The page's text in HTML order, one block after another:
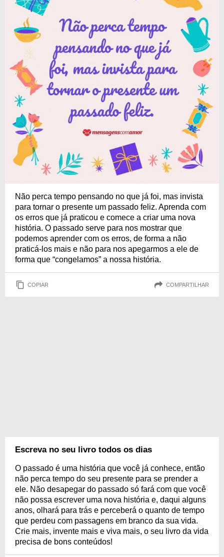
Não perca tempo pensando no que já foi, mas invista
para tornar o presente um passado feliz. Aprenda com
os erros que já praticou e comece a criar uma nova
história. O passado serve para nos mostrar que
podemos aprender com os erros, de forma a não
praticá-los mais e não para nos apegarmos a ele de
forma que “congelamos” a nossa história.
COPIAR COMPARTILHAR
Escreva no seu livro todos os dias
O passado é uma história que você já conhece, então
não perca tempo do seu presente para se prender a
ele. Não desapegar do passado só fará com que você
não possa escrever uma nova história e, daqui alguns
anos, olhará para trás e perceberá o quanto de tempo
que perdeu com passagens em branco da sua vida.
Crie mais, invente mais e viva mais, o seu livro da vida
precisa de bons conteúdos!